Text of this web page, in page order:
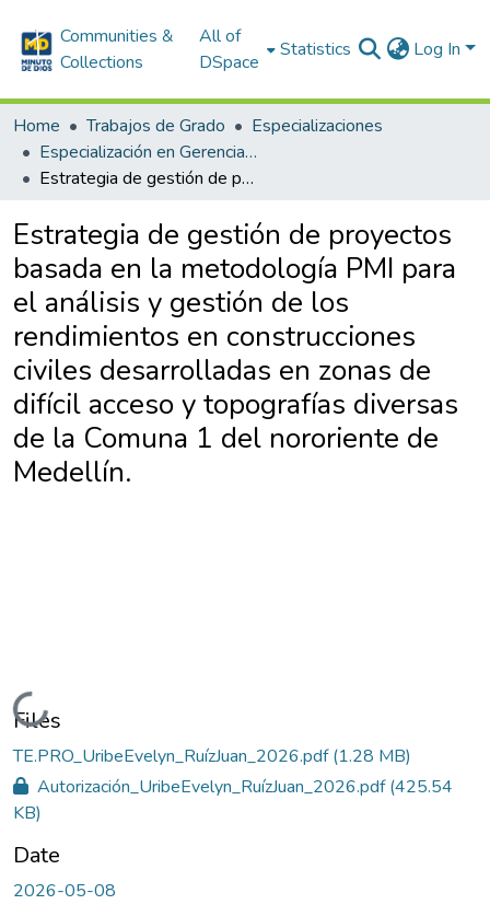
Communities &
Collections
All of
DSpace
Statistics Log In
Home Trabajos de Grado
Especializaciones
Especialización en Gerencia de Proyectos
Estrategia de gestión de proyectos basada en la metodología PMI para el análisis y gestión de los rendimientos en construcciones civiles desarrolladas en zonas de difícil acceso y topografías diversas de la Comuna 1 del nororiente de Medellín.
Estrategia de gestión de proyectos
basada en la metodología PMI para
el análisis y gestión de los
rendimientos en construcciones
civiles desarrolladas en zonas de
difícil acceso y topografías diversas
de la Comuna 1 del nororiente de
Medellín.
Loading...
Files
TE.PRO_UribeEvelyn_RuízJuan_2026.pdf(1.28 MB)
Autorización_UribeEvelyn_RuízJuan_2026.pdf(425.54
KB)
Date
2026-05-08